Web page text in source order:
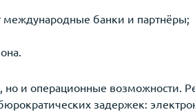
международные банки и партнёры;
и операционные возможности.
задержек: